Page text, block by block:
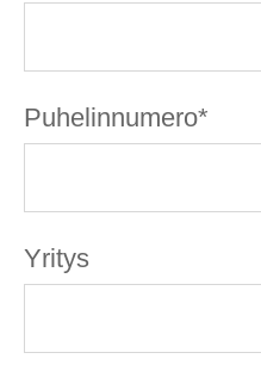
Puhelinnumero*
Yritys